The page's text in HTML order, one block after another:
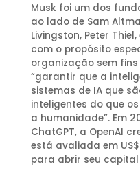
Musk foi um dos
ao lado de Sam
Livingston, Peter
com o propósito
organização sem
“garantir que a
sistemas de IA que
inteligentes do que
a humanidade”. Em
ChatGPT, a OpenAI
está avaliada em
para abrir seu capital